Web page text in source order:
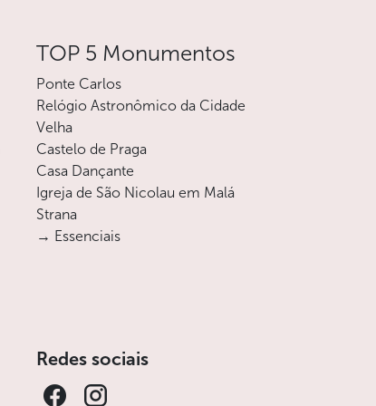
TOP 5 Monumentos
Ponte Carlos
Relógio Astronômico da Cidade
Velha
Castelo de Praga
Casa Dançante
Igreja de São Nicolau em Malá
Strana
→ Essenciais
Redes sociais